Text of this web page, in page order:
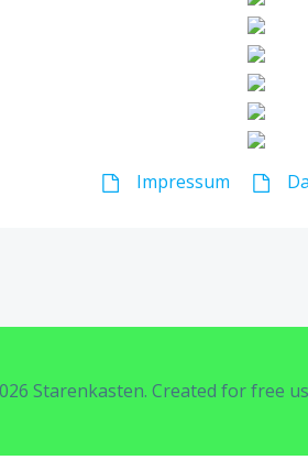
Impressum
Starenkasten. Created for free